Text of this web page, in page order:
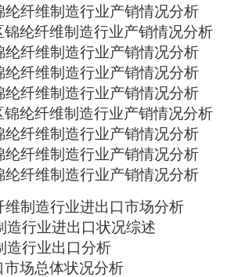
纶纤维制造行业产销情况分析
锦纶纤维制造行业产销情况分析
纶纤维制造行业产销情况分析
纶纤维制造行业产销情况分析
纶纤维制造行业产销情况分析
锦纶纤维制造行业产销情况分析
纶纤维制造行业产销情况分析
纶纤维制造行业产销情况分析
纶纤维制造行业产销情况分析
维制造行业进出口市场分析
造行业进出口状况综述
造行业出口分析
市场总体状况分析